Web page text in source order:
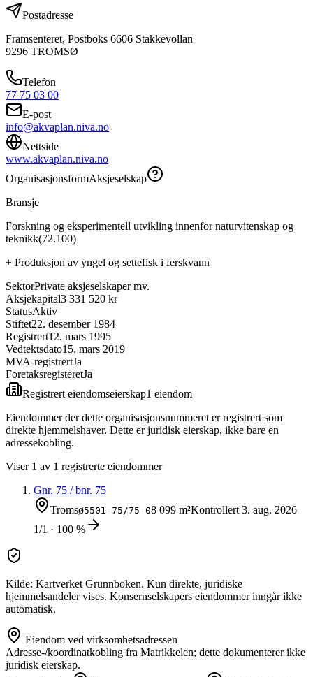
Postadresse
Framsenteret, Postboks 6606 Stakkevollan
9296 TROMSØ
Telefon
77 75 03 00
E-post
info@akvaplan.niva.no
Nettside
www.akvaplan.niva.no
OrganisasjonsformAksjeselskap
Bransje
Forskning og eksperimentell utvikling innenfor naturvitenskap og
teknikk(72.100)
+ Produksjon av yngel og settefisk i ferskvann
SektorPrivate aksjeselskaper mv.
Aksjekapital3 331 520 kr
StatusAktiv
Stiftet22. desember 1984
Registrert12. mars 1995
Vedtektsdato15. mars 2019
MVA-registrertJa
ForetaksregisteretJa
Registrert eiendomseierskap1 eiendom
Eiendommer der dette organisasjonsnummeret er registrert som
direkte hjemmelshaver. Dette er juridisk eierskap, ikke bare en
adressekobling.
Viser 1 av 1 registrerte eiendommer
Gnr. 75 / bnr. 75
Tromsø5501-75/75-08 099 m²Kontrollert 3. aug. 2026
1/1 · 100 %
Kilde: Kartverket Grunnboken. Kun direkte, juridiske
hjemmelsandeler vises. Konsernselskapers eiendommer inngår ikke
automatisk.
Eiendom ved virksomhetsadressen
Adresse-/koordinatkobling fra Matrikkelen; dette dokumenterer ikke
juridisk eierskap.